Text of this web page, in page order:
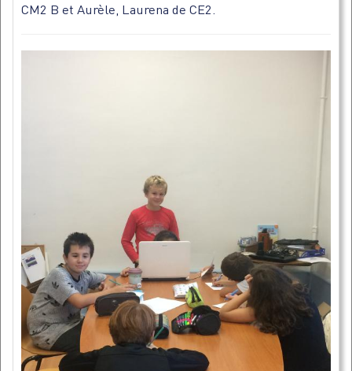
CM2 B et Aurèle, Laurena de CE2.